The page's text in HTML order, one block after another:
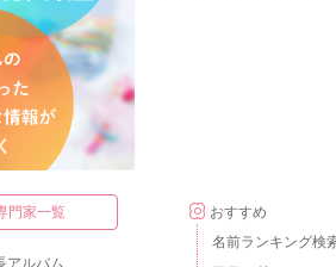
門家一覧
アルバム
おすすめ
名前ランキング検